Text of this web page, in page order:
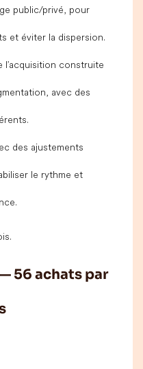
public/privé, pour
et éviter la dispersion.
l’acquisition construite
avec des
des ajustements
le rythme et
56 achats par